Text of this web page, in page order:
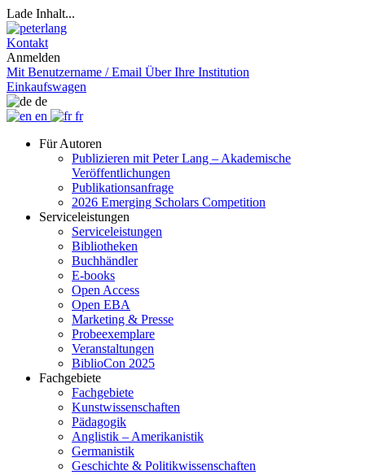
Lade Inhalt...
Kontakt
Anmelden
Mit Benutzername / Email Über Ihre Institution
Einkaufswagen
de
en
fr
Für Autoren
Publizieren mit Peter Lang – Akademische
Veröffentlichungen
Publikationsanfrage
2026 Emerging Scholars Competition
Serviceleistungen
Serviceleistungen
Bibliotheken
Buchhändler
E-books
Open Access
Open EBA
Marketing & Presse
Probeexemplare
Veranstaltungen
BiblioCon 2025
Fachgebiete
Fachgebiete
Kunstwissenschaften
Pädagogik
Anglistik – Amerikanistik
Germanistik
Geschichte & Politikwissenschaften